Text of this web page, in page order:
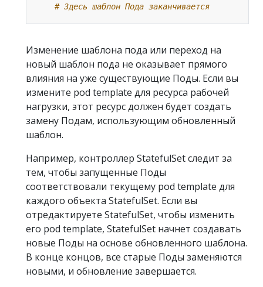
# Здесь шаблон Пода заканчивается
Изменение шаблона пода или переход на
новый шаблон пода не оказывает прямого
влияния на уже существующие Поды. Если вы
измените pod template для ресурса рабочей
нагрузки, этот ресурс должен будет создать
замену Подам, использующим обновленный
шаблон.
Например, контроллер StatefulSet следит за
тем, чтобы запущенные Поды
соответствовали текущему pod template для
каждого объекта StatefulSet. Если вы
отредактируете StatefulSet, чтобы изменить
его pod template, StatefulSet начнет создавать
новые Поды на основе обновленного шаблона.
В конце концов, все старые Поды заменяются
новыми, и обновление завершается.